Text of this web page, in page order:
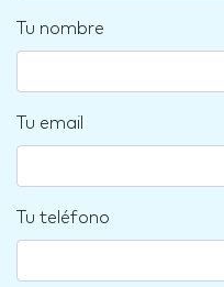
Tu nombre
Tu email
Tu teléfono